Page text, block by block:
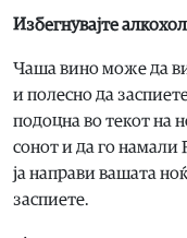
Избегнувајте
Чаша вино може да ви
и полесно да
подоцна во текот на
сонот и да го
ја направи вашата
заспиете.